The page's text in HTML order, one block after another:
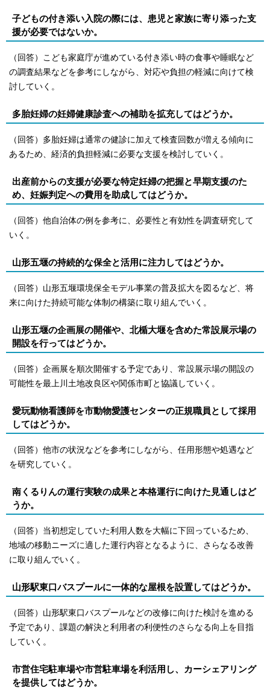
子どもの付き添い入院の際には、患児と家族に寄り添った支
援が必要ではないか。
（回答）こども家庭庁が進めている付き添い時の食事や睡眠など
の調査結果などを参考にしながら、対応や負担の軽減に向けて検
討していく。
多胎妊婦の妊婦健康診査への補助を拡充してはどうか。
（回答）多胎妊婦は通常の健診に加えて検査回数が増える傾向に
あるため、経済的負担軽減に必要な支援を検討していく。
出産前からの支援が必要な特定妊婦の把握と早期支援のた
め、妊娠判定への費用を助成してはどうか。
（回答）他自治体の例を参考に、必要性と有効性を調査研究して
いく。
山形五堰の持続的な保全と活用に注力してはどうか。
（回答）山形五堰環境保全モデル事業の普及拡大を図るなど、将
来に向けた持続可能な体制の構築に取り組んでいく。
山形五堰の企画展の開催や、北楯大堰を含めた常設展示場の
開設を行ってはどうか。
（回答）企画展を順次開催する予定であり、常設展示場の開設の
可能性を最上川土地改良区や関係市町と協議していく。
愛玩動物看護師を市動物愛護センターの正規職員として採用
してはどうか。
（回答）他市の状況などを参考にしながら、任用形態や処遇など
を研究していく。
南くるりんの運行実験の成果と本格運行に向けた見通しはど
うか。
（回答）当初想定していた利用人数を大幅に下回っているため、
地域の移動ニーズに適した運行内容となるように、さらなる改善
に取り組んでいく。
山形駅東口バスプールに一体的な屋根を設置してはどうか。
（回答）山形駅東口バスプールなどの改修に向けた検討を進める
予定であり、課題の解決と利用者の利便性のさらなる向上を目指
していく。
市営住宅駐車場や市営駐車場を利活用し、カーシェアリング
を提供してはどうか。